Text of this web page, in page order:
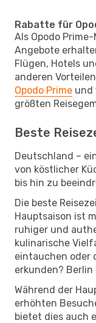
Rabatte für
Als Opodo
Angebote
Flügen, Hotels
anderen
Opodo Prime und
größten
Beste
Deutschland –
von köstlicher
bis hin zu
Die beste
Hauptsaison ist
ruhiger und
kulinarische
eintauchen oder
erkunden?
Während der
erhöhten
bietet dies auch